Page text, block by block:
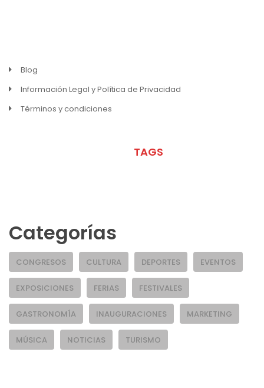
Blog
Información Legal y Política de Privacidad
Términos y condiciones
TAGS
Categorías
CONGRESOS CULTURA DEPORTES EVENTOS
EXPOSICIONES FERIAS FESTIVALES
GASTRONOMÍA INAUGURACIONES MARKETING
MÚSICA NOTICIAS TURISMO